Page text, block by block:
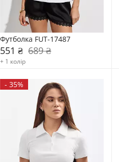
Футболка FUT-17487
551 ₴ 689 ₴
+ 1 колір
-35%